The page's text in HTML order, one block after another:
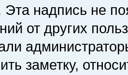
надпись не
от других
заметку,